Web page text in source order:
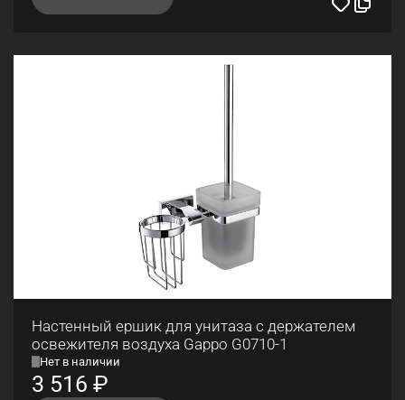
Настенный ершик для унитаза с держателем
освежителя воздуха Gappo G0710-1
Нет в наличии
3 516 ₽